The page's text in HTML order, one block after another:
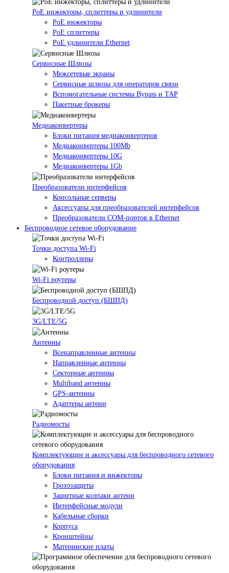
PoE инжекторы, сплиттеры и удлинители
PoE инжекторы
PoE сплиттеры
PoE удлинители Ethernet
Сервисные Шлюзы
Межсетевые экраны
Сервисные шлюзы для операторов связи
Вспомогательные системы Bypass и TAP
Пакетные брокеры
Медиаконвертеры
Блоки питания медиаконвертеров
Медиаконвертеры 100Mb
Медиаконвертеры 10G
Медиаконвертеры 1Gb
Преобразователи интерфейсов
Консольные серверы
Аксессуары для преобразователей интерфейсов
Преобразователи COM-портов в Ethernet
Беспроводное сетевое оборудование
Точки доступа Wi-Fi
Контроллеры
Wi-Fi роутеры
Беспроводной доступ (БШПД)
3G/LTE/5G
Антенны
Всенаправленные антенны
Направленные антенны
Секторные антенны
Multiband антенны
GPS-антенны
Адаптеры антенн
Радиомосты
Комплектующие и аксессуары для беспроводного сетевого
оборудования
Блоки питания и инжекторы
Грозозащиты
Защитные колпаки антенн
Интерфейсные модули
Кабельные сборки
Корпуса
Кронштейны
Материнские платы